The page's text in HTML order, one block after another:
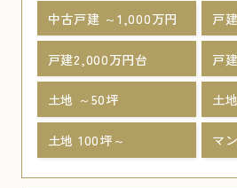
中古戸建 ～1,000万円 戸
戸建2,000万円台 戸
土地 ～50坪 土
土地 100坪～ マ